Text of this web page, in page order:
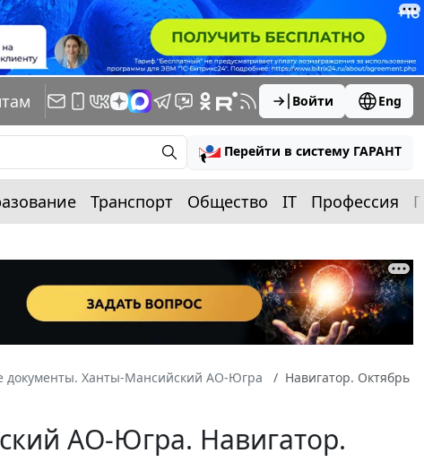
Войти Eng
Перейти в систему ГАРАНТ
Транспорт Общество IT Профессия
документы. Ханты-Мансийский АО-Югра
Навигатор. Октябрь
АО-Югра. Навигатор.